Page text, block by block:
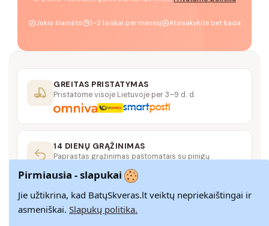
Jokio šlamšto 1–2 laiškai per mėnesį Atsisakykite bet kada
GREITAS PRISTATYMAS
Pristatome visoje Lietuvoje per 3–9 d. d.
14 DIENŲ GRĄŽINIMAS
Paprastas grąžinimas paštomatais su pinigų
SAUGUS MOKĖJIMAS
SSL šifravimas užtikrina aukščiausią jūsų duomenų
Pirmiausia - slapukai
Jie užtikrina, kad BatųSkveras.lt veiktų nepriekaištingai ir
asmeniškai. Slapukų politika.